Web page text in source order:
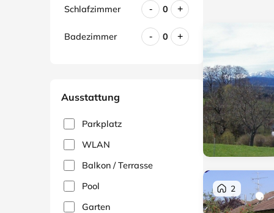
Schlafzimmer - 0 +
Badezimmer - 0 +
Ausstattung
Parkplatz
WLAN
Balkon / Terrasse
Pool
Garten
2